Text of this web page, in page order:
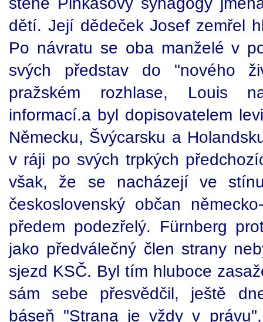
dětí. Její dědeček Josef zemřel
Po návratu se oba manželé v
svých představ do "nového
pražském rozhlase, Louis
informací.a byl dopisovatelem
Německu, Švýcarsku a
v ráji po svých trpkých
však, že se nacházejí ve
československý občan
předem podezřelý. Fürnberg
jako předválečný člen strany
sjezd KSČ. Byl tím hluboce
sám sebe přesvědčil, ještě
báseň "Strana je vždy v